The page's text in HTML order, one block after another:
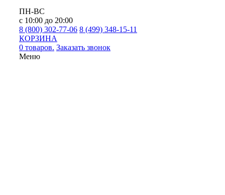
ПН-ВС
с 10:00 до 20:00
8 (800) 302-77-06 8 (499) 348-15-11
КОРЗИНА
0 товаров. Заказать звонок
Меню